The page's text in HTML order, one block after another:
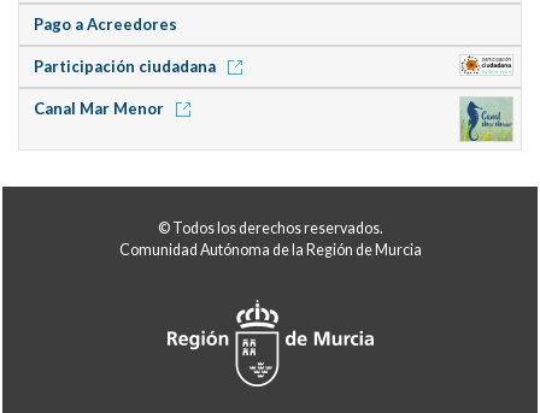
Pago a Acreedores
Participación ciudadana
Canal Mar Menor
© Todos los derechos reservados.
Comunidad Autónoma de la Región de Murcia